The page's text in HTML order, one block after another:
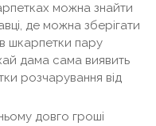
можна знайти
де можна зберігати
шкарпетки пару
дама сама виявить
розчарування від
довго гроші